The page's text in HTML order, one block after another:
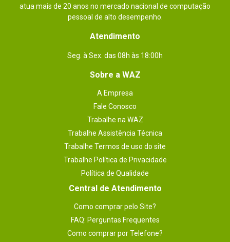
atua mais de 20 anos no mercado nacional de computação
pessoal de alto desempenho.
Atendimento
Seg. à Sex. das 08h às 18:00h
Sobre a WAZ
A Empresa
Fale Conosco
Trabalhe na WAZ
Trabalhe Assistência Técnica
Trabalhe Termos de uso do site
Trabalhe Política de Privacidade
Política de Qualidade
Central de Atendimento
Como comprar pelo Site?
FAQ: Perguntas Frequentes
Como comprar por Telefone?